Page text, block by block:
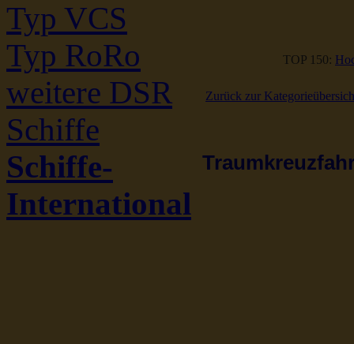
Typ VCS
Typ RoRo
weitere DSR
Schiffe
Schiffe-
International
TOP 150:
Zurück zur